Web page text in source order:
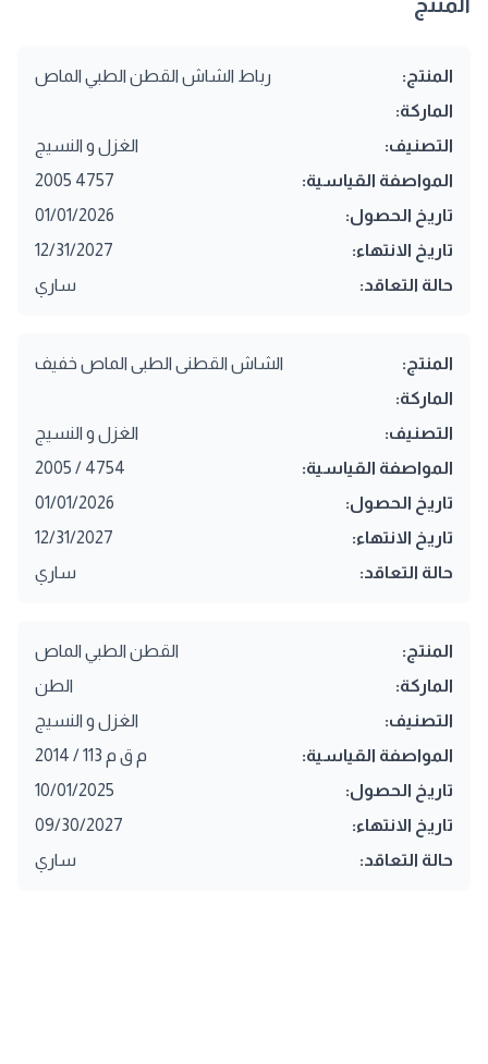
المنتج:
رباط الشاش القطن الطبي الماص
الماركة:
التصنيف:
الغزل و النسيج
المواصفة القياسية:
4757 2005
تاريخ الحصول:
01/01/2026
تاريخ الانتهاء:
12/31/2027
حالة التعاقد:
ساري
المنتج:
الشاش القطنى الطبى الماص خفيف
الماركة:
التصنيف:
الغزل و النسيج
المواصفة القياسية:
4754 / 2005
تاريخ الحصول:
01/01/2026
تاريخ الانتهاء:
12/31/2027
حالة التعاقد:
ساري
المنتج:
القطن الطبي الماص
الماركة:
الطن
التصنيف:
الغزل و النسيج
المواصفة القياسية:
م ق م 113 / 2014
تاريخ الحصول:
10/01/2025
تاريخ الانتهاء:
09/30/2027
حالة التعاقد:
ساري